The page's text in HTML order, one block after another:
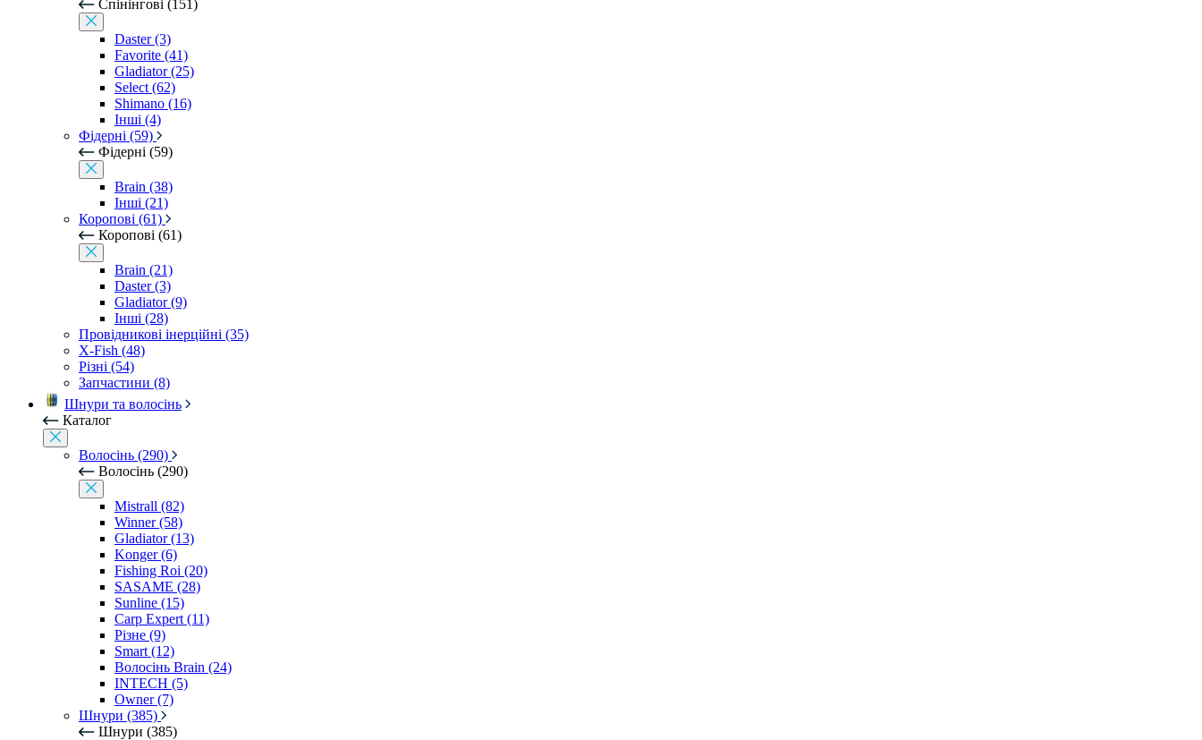
Спінінгові (151)
Daster (3)
Favorite (41)
Gladiator (25)
Select (62)
Shimano (16)
Інші (4)
Фідерні (59)
Фідерні (59)
Brain (38)
Інші (21)
Коропові (61)
Коропові (61)
Brain (21)
Daster (3)
Gladiator (9)
Інші (28)
Провідникові інерційні (35)
X-Fish (48)
Різні (54)
Запчастини (8)
Шнури та волосінь
Каталог
Волосінь (290)
Волосінь (290)
Mistrall (82)
Winner (58)
Gladiator (13)
Konger (6)
Fishing Roi (20)
SASAME (28)
Sunline (15)
Carp Expert (11)
Різне (9)
Smart (12)
Волосінь Brain (24)
INTECH (5)
Owner (7)
Шнури (385)
Шнури (385)